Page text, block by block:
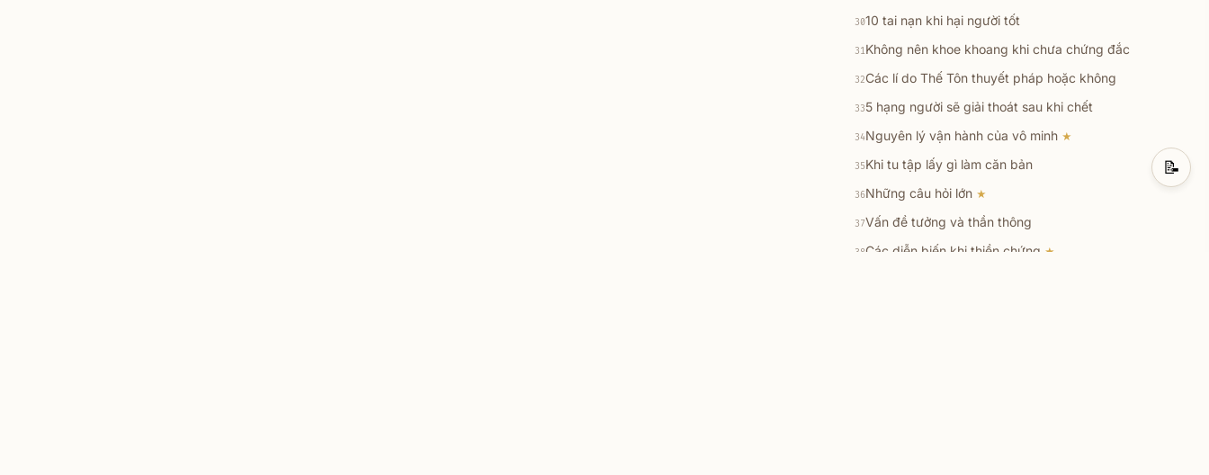
3010 tai nạn khi hại người tốt
31Không nên khoe khoang khi chưa chứng đắc
32Các lí do Thế Tôn thuyết pháp hoặc không
335 hạng người sẽ giải thoát sau khi chết
34Nguyên lý vận hành của vô minh ★
35Khi tu tập lấy gì làm căn bản
36Những câu hỏi lớn ★
37Vấn đề tưởng và thần thông
38Các diễn biến khi thiền chứng ★
📝